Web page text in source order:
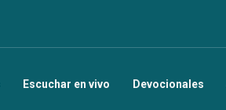
Escuchar en vivo Devocionales